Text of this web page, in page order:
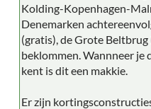
Kolding-Kopenhagen-
Denemarken
(gratis), de Grote
beklommen. Wannneer
kent is dit een makkie.
Er zijn